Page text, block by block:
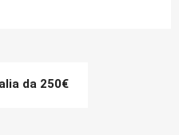
da 250€